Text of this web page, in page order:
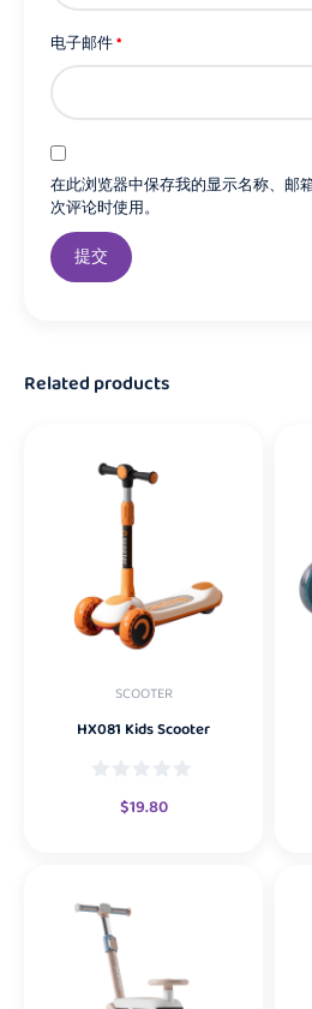
电子邮件*
在此浏览器中保存我的显示名称、邮
次评论时使用。
Related products
SCOOTER
HX081 Kids Scooter
$19.80